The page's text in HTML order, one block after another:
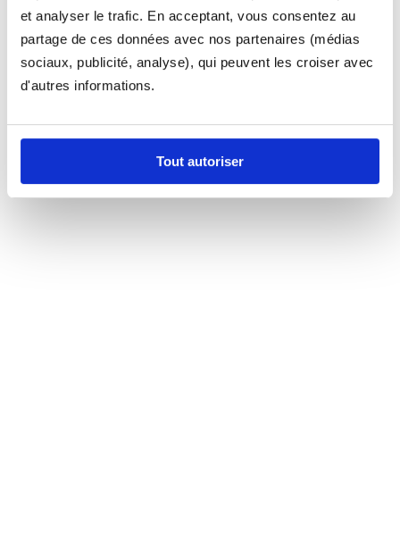
et analyser le trafic. En acceptant, vous consentez au
partage de ces données avec nos partenaires (médias
sociaux, publicité, analyse), qui peuvent les croiser avec
d'autres informations.
Tout autoriser